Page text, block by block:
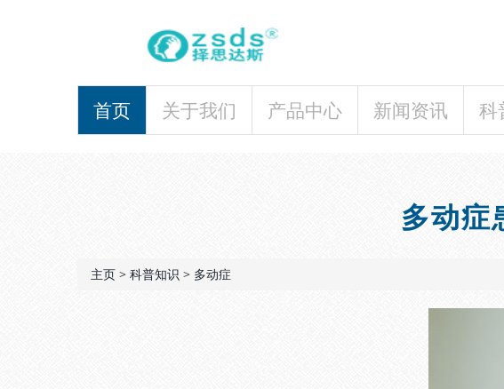
首页 关于我们 产品中心 新闻资讯 科
多动症
主页 > 科普知识 > 多动症